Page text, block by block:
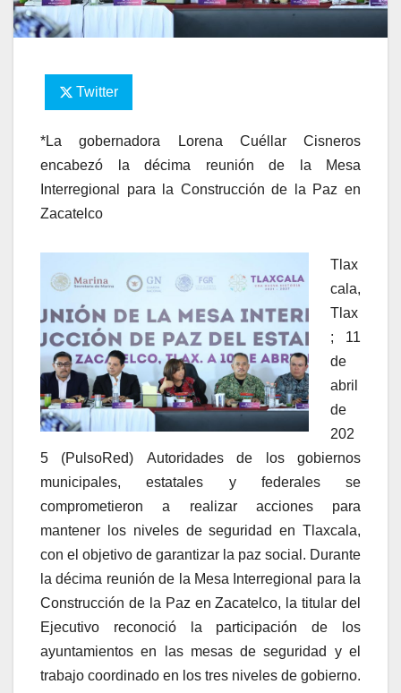
Twitter
*La gobernadora Lorena Cuéllar Cisneros
encabezó la décima reunión de la Mesa
Interregional para la Construcción de la Paz en
Zacatelco
Tlax
cala,
Tlax
; 11
de
abril
de
202
5 (PulsoRed) Autoridades de los gobiernos
municipales, estatales y federales se
comprometieron a realizar acciones para
mantener los niveles de seguridad en Tlaxcala,
con el objetivo de garantizar la paz social. Durante
la décima reunión de la Mesa Interregional para la
Construcción de la Paz en Zacatelco, la titular del
Ejecutivo reconoció la participación de los
ayuntamientos en las mesas de seguridad y el
trabajo coordinado en los tres niveles de gobierno.